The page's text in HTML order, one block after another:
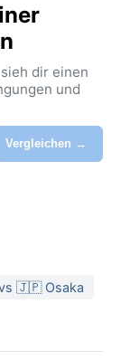
dir einen
und
Vergleichen →
🇯🇵 Osaka